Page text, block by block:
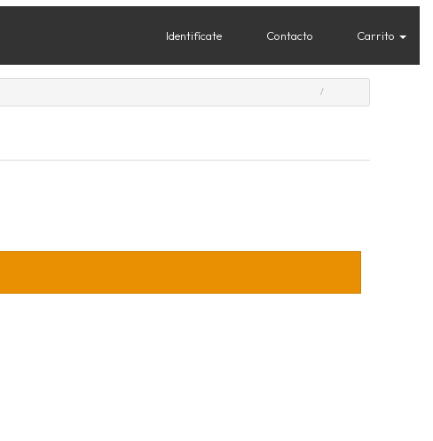
Identifícate Contacto Carrito